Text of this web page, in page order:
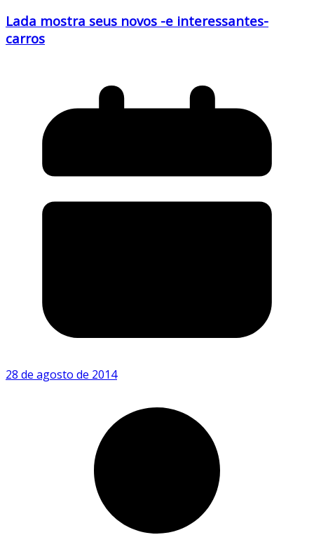
Lada mostra seus novos -e interessantes-
carros
28 de agosto de 2014